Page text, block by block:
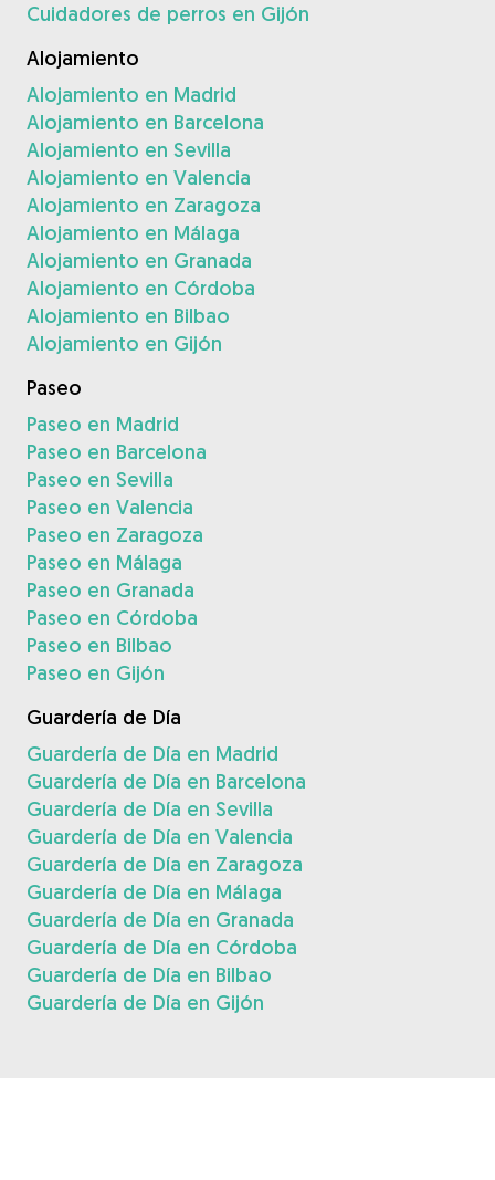
Cuidadores de perros en Gijón
Alojamiento
Alojamiento en Madrid
Alojamiento en Barcelona
Alojamiento en Sevilla
Alojamiento en Valencia
Alojamiento en Zaragoza
Alojamiento en Málaga
Alojamiento en Granada
Alojamiento en Córdoba
Alojamiento en Bilbao
Alojamiento en Gijón
Paseo
Paseo en Madrid
Paseo en Barcelona
Paseo en Sevilla
Paseo en Valencia
Paseo en Zaragoza
Paseo en Málaga
Paseo en Granada
Paseo en Córdoba
Paseo en Bilbao
Paseo en Gijón
Guardería de Día
Guardería de Día en Madrid
Guardería de Día en Barcelona
Guardería de Día en Sevilla
Guardería de Día en Valencia
Guardería de Día en Zaragoza
Guardería de Día en Málaga
Guardería de Día en Granada
Guardería de Día en Córdoba
Guardería de Día en Bilbao
Guardería de Día en Gijón